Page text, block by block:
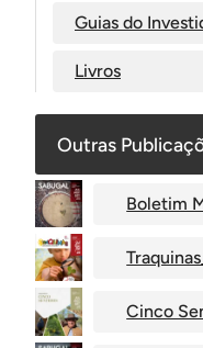
Guias do
Livros
Outras
Boletim
Cinco